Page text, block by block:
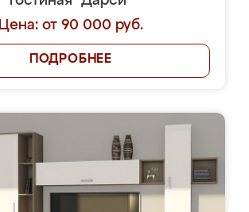
Цена: от 90 000 руб.
ПОДРОБНЕЕ